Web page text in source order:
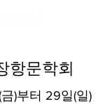
항문학회
)부터 29일(일)